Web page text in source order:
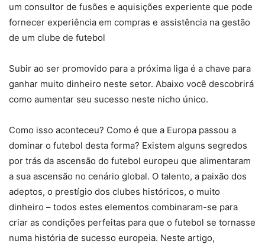
um consultor de fusões e aquisições experiente que pode
fornecer experiência em compras e assistência na gestão
de um clube de futebol
Subir ao ser promovido para a próxima liga é a chave para
ganhar muito dinheiro neste setor. Abaixo você descobrirá
como aumentar seu sucesso neste nicho único.
Como isso aconteceu? Como é que a Europa passou a
dominar o futebol desta forma? Existem alguns segredos
por trás da ascensão do futebol europeu que alimentaram
a sua ascensão no cenário global. O talento, a paixão dos
adeptos, o prestígio dos clubes históricos, o muito
dinheiro – todos estes elementos combinaram-se para
criar as condições perfeitas para que o futebol se tornasse
numa história de sucesso europeia. Neste artigo,